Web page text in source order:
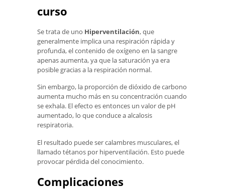
curso
Se trata de uno Hiperventilación, que
generalmente implica una respiración rápida y
profunda, el contenido de oxígeno en la sangre
apenas aumenta, ya que la saturación ya era
posible gracias a la respiración normal.
Sin embargo, la proporción de dióxido de carbono
aumenta mucho más en su concentración cuando
se exhala. El efecto es entonces un valor de pH
aumentado, lo que conduce a alcalosis
respiratoria.
El resultado puede ser calambres musculares, el
llamado tétanos por hiperventilación. Esto puede
provocar pérdida del conocimiento.
Complicaciones